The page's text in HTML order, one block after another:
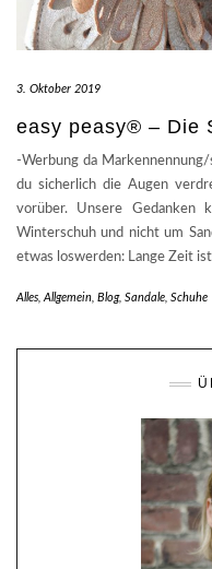
3. Oktober 2019
easy peasy® – Die
-Werbung da
du sicherlich die Augen
vorüber. Unsere Gedanken
Winterschuh und nicht um
etwas loswerden: Lange Zeit
Alles,Allgemein, Blog, Sandale, Schuhe